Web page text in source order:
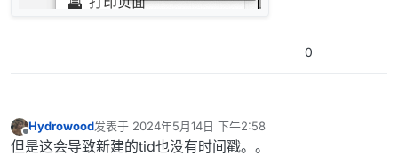
0
离线
Hydrowood发表于 2024年5月14日 下午2:58
最后由 编辑
但是这会导致新建的tid也没有时间戳。。